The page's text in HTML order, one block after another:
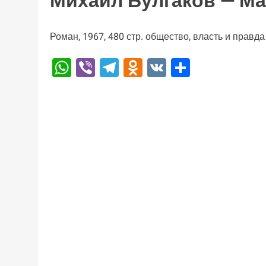
Роман, 1967, 480 стр. общество, власть и правда
WhatsApp
ViberTelegram
Odnoklassniki
VK